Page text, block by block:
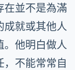
在並不是為滿
成就或其他人
。他明白做人
不能常常自